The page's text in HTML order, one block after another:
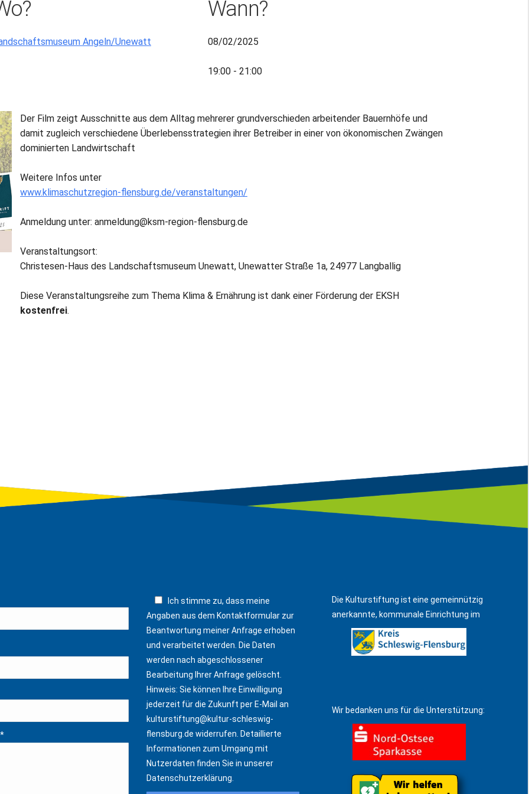
Angeln/Unewatt
Wann?
08/02/2025
19:00 - 21:00
Der Film zeigt Ausschnitte aus dem Alltag mehrerer grundverschieden arbeitender Bauernhöfe und
damit zugleich verschiedene Überlebensstrategien ihrer Betreiber in einer von ökonomischen Zwängen
dominierten Landwirtschaft
Weitere Infos unter
www.klimaschutzregion-flensburg.de/veranstaltungen/
Anmeldung unter: anmeldung@ksm-region-flensburg.de
Veranstaltungsort:
Christesen-Haus des Landschaftsmuseum Unewatt, Unewatter Straße 1a, 24977 Langballig
Diese Veranstaltungsreihe zum Thema Klima & Ernährung ist dank einer Förderung der EKSH
kostenfrei.
Ich stimme zu, dass meine
Angaben aus dem Kontaktformular zur
Beantwortung meiner Anfrage erhoben
und verarbeitet werden. Die Daten
werden nach abgeschlossener
Bearbeitung Ihrer Anfrage gelöscht.
Hinweis: Sie können Ihre Einwilligung
jederzeit für die Zukunft per E-Mail an
kulturstiftung@kultur-schleswig-
flensburg.de widerrufen. Detaillierte
Informationen zum Umgang mit
Nutzerdaten finden Sie in unserer
Datenschutzerklärung
Die Kulturstiftung ist eine gemeinnützig
anerkannte, kommunale Einrichtung im
Wir bedanken uns für die Unterstützung: